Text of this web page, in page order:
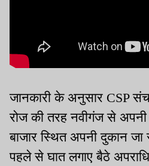
जानकारी के अनुसार CSP
रोज की तरह नवीगंज से अपनी
बाजार स्थित अपनी दुकान जा
पहले से घात लगाए बैठे